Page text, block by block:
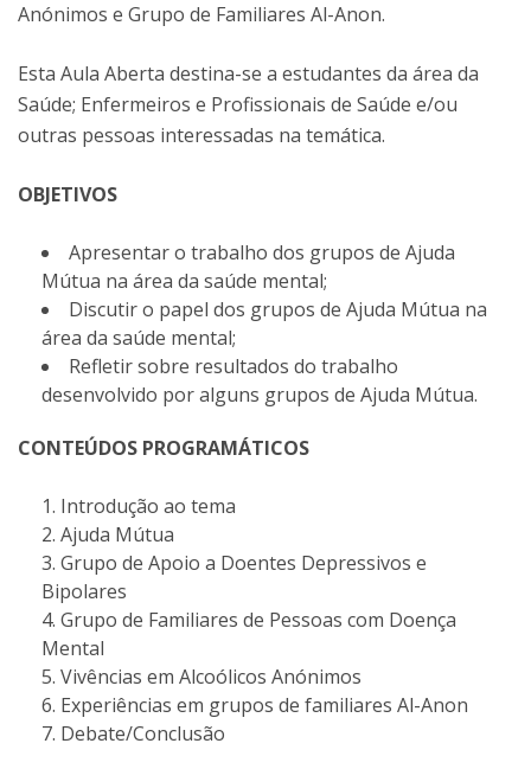
Anónimos e Grupo de Familiares Al-Anon.
Esta Aula Aberta destina-se a estudantes da área da
Saúde; Enfermeiros e Profissionais de Saúde e/ou
outras pessoas interessadas na temática.
OBJETIVOS
Apresentar o trabalho dos grupos de Ajuda
Mútua na área da saúde mental;
Discutir o papel dos grupos de Ajuda Mútua na
área da saúde mental;
Refletir sobre resultados do trabalho
desenvolvido por alguns grupos de Ajuda Mútua.
CONTEÚDOS PROGRAMÁTICOS
Introdução ao tema
Ajuda Mútua
Grupo de Apoio a Doentes Depressivos e
Bipolares
Grupo de Familiares de Pessoas com Doença
Mental
Vivências em Alcoólicos Anónimos
Experiências em grupos de familiares Al-Anon
Debate/Conclusão